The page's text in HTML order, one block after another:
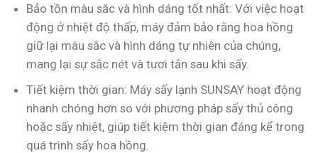
Bảo tồn màu sắc và hình dáng tốt nhất: Với việc hoạt
động ở nhiệt độ thấp, máy đảm bảo rằng hoa hồng
giữ lại màu sắc và hình dáng tự nhiên của chúng,
mang lại sự sắc nét và tươi tắn sau khi sấy.
Tiết kiệm thời gian: Máy sấy lạnh SUNSAY hoạt động
nhanh chóng hơn so với phương pháp sấy thủ công
hoặc sấy nhiệt, giúp tiết kiệm thời gian đáng kể trong
quá trình sấy hoa hồng.